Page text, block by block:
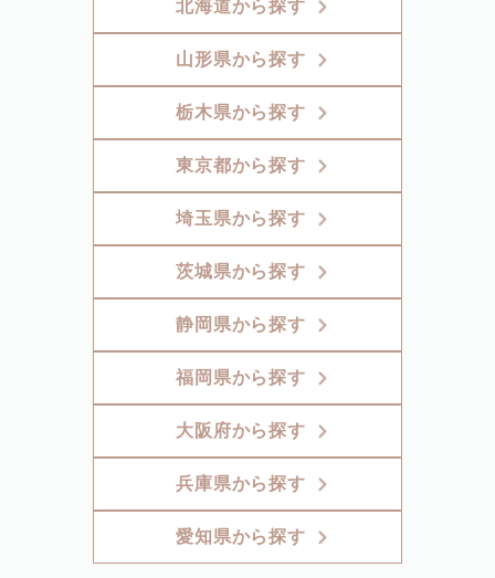
北海道から探す
山形県から探す
栃木県から探す
東京都から探す
埼玉県から探す
茨城県から探す
静岡県から探す
福岡県から探す
大阪府から探す
兵庫県から探す
愛知県から探す